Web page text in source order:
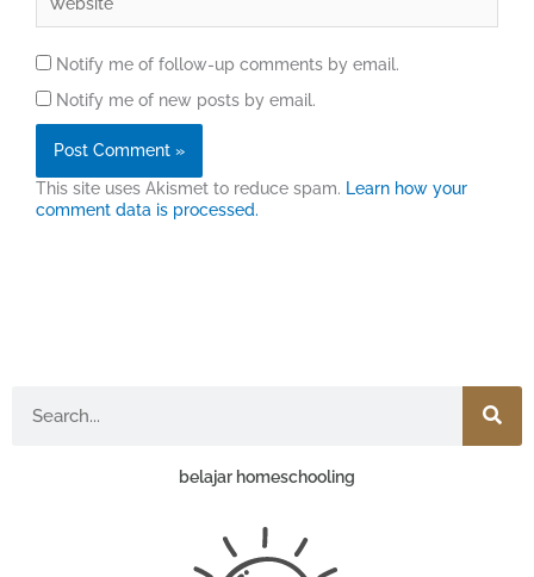
Notify me of follow-up comments by email.
Notify me of new posts by email.
This site uses Akismet to reduce spam. Learn how your
comment data is processed.
belajar homeschooling